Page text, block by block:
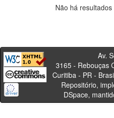
Não há
Av. Sete
3165 - Rebouças
Curitiba -
Repositório,
DSpace,